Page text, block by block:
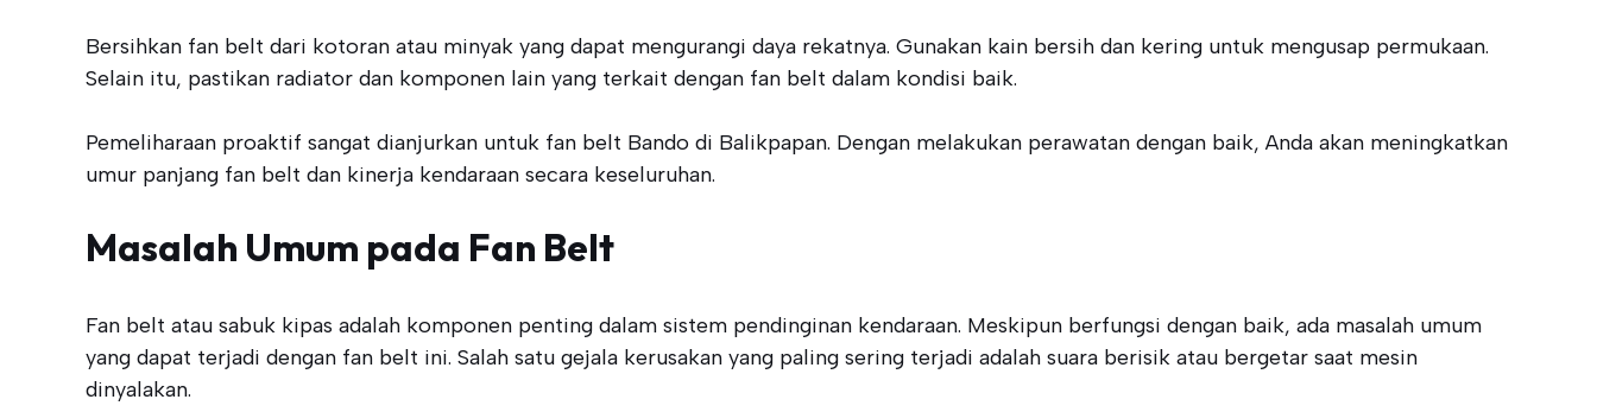
Bersihkan fan belt dari kotoran atau minyak yang dapat mengurangi daya rekatnya. Gunakan kain bersih dan kering untuk mengusap permukaan.
Selain itu, pastikan radiator dan komponen lain yang terkait dengan fan belt dalam kondisi baik.
Pemeliharaan proaktif sangat dianjurkan untuk fan belt Bando di Balikpapan. Dengan melakukan perawatan dengan baik, Anda akan meningkatkan
umur panjang fan belt dan kinerja kendaraan secara keseluruhan.
Masalah Umum pada Fan Belt
Fan belt atau sabuk kipas adalah komponen penting dalam sistem pendinginan kendaraan. Meskipun berfungsi dengan baik, ada masalah umum
yang dapat terjadi dengan fan belt ini. Salah satu gejala kerusakan yang paling sering terjadi adalah suara berisik atau bergetar saat mesin
dinyalakan.